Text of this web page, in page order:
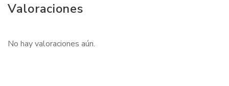
Valoraciones
No hay valoraciones aún.